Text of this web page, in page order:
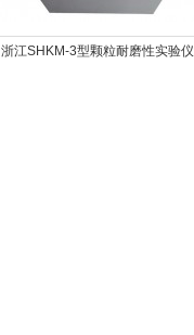
浙江SHKM-3型颗粒耐磨性实验仪